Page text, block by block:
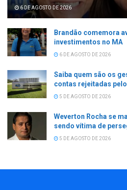
6 DE AGOSTO DE 2026
Brandão comemora
investimentos no MA
6 DE AGOSTO DE 2026
Saiba quem são os
contas rejeitadas
5 DE AGOSTO DE 2026
Weverton Rocha se
sendo vítima de
5 DE AGOSTO DE 2026